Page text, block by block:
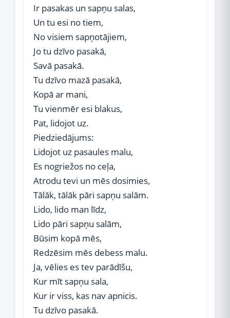
Ir pasakas un sapņu salas,
Un tu esi no tiem,
No visiem sapņotājiem,
Jo tu dzīvo pasakā,
Savā pasakā.
Tu dzīvo mazā pasakā,
Kopā ar mani,
Tu vienmēr esi blakus,
Pat, lidojot uz.
Piedziedājums:
Lidojot uz pasaules malu,
Es nogriežos no ceļa,
Atrodu tevi un mēs dosimies,
Tālāk, tālāk pāri sapņu salām.
Lido, lido man līdz,
Lido pāri sapņu salām,
Būsim kopā mēs,
Redzēsim mēs debess malu.
Ja, vēlies es tev parādīšu,
Kur mīt sapņu sala,
Kur ir viss, kas nav apnicis.
Tu dzīvo pasakā.